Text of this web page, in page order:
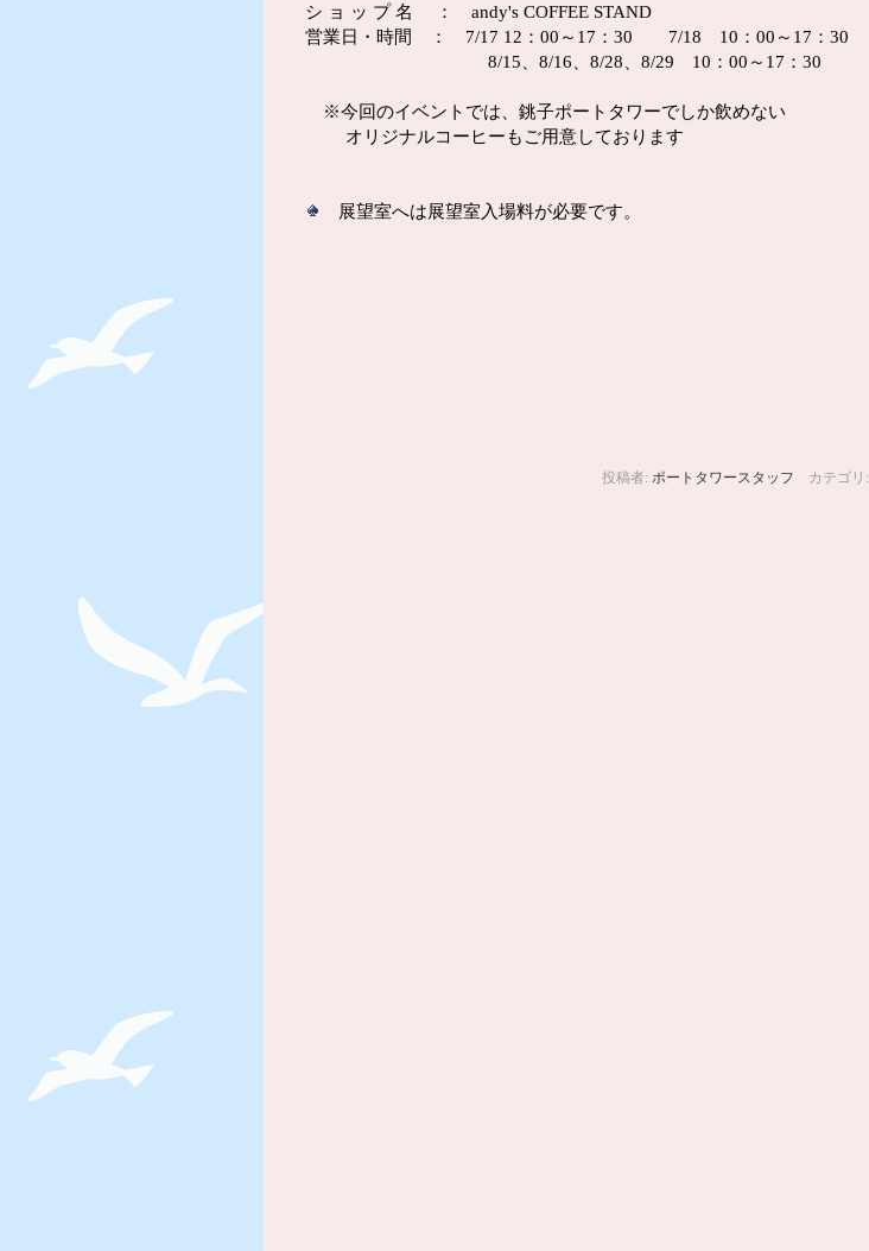
シ ョ ッ プ 名 ： andy's COFFEE STAND
営業日・時間 ： 7/17 12：00～17：30 7/18 10：00～17：30
8/15、8/16、8/28、8/29 10：00～17：30
※今回のイベントでは、銚子ポートタワーでしか飲めない
オリジナルコーヒーもご用意しております
展望室へは展望室入場料が必要です。
投稿者: ポートタワースタッフ カテゴリ: